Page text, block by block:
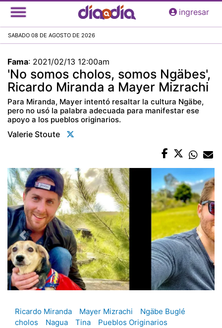
Pasar
al
principal
ingresar
SABADO 08 DE AGOSTO DE 2026
Fama: 2021/02/13 12:00am
'No somos cholos, somos Ngäbes',
Ricardo Miranda a Mayer Mizrachi
Para Miranda, Mayer intentó resaltar la cultura Ngäbe,
pero no usó la palabra adecuada para manifestar ese
apoyo a los pueblos originarios.
Valerie Stoute
Ricardo Miranda Mayer Mizrachi
Ngäbe Buglé
cholos
Nagua Tina
Pueblos Originarios